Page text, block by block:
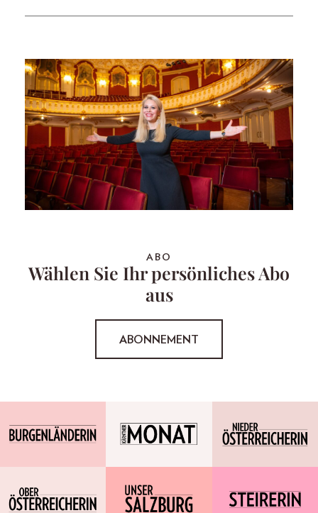
ABO
Wählen Sie Ihr persönliches Abo
aus
ABONNEMENT